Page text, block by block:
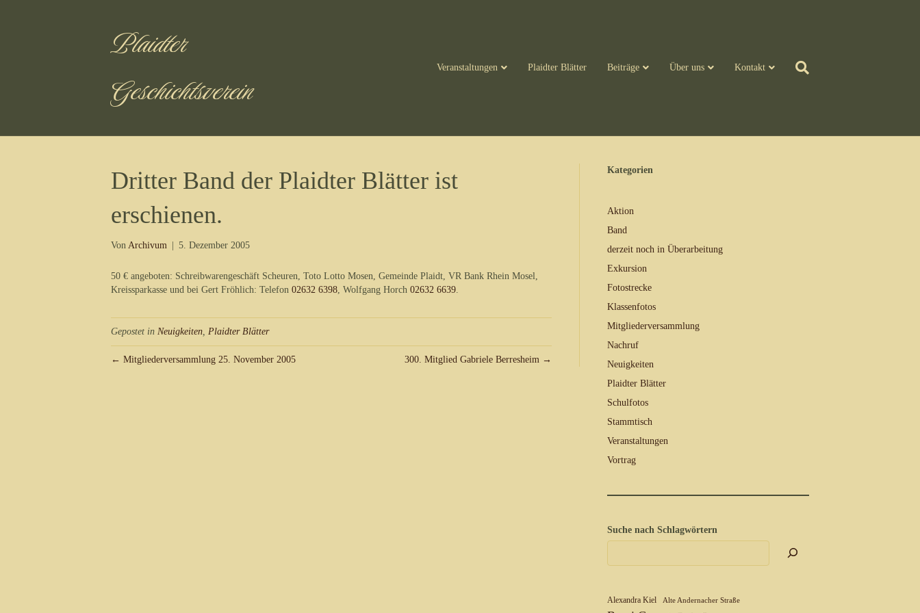
Plaidter
Geschichtsverein
Veranstaltungen Plaidter Blätter Beiträge Über uns Kontakt
Dritter Band der Plaidter Blätter ist
erschienen.
Von Archivum 5. Dezember 2005
50 € angeboten: Schreibwarengeschäft Scheuren, Toto Lotto Mosen, Gemeinde Plaidt, VR Bank Rhein Mosel,
Kreissparkasse und bei Gert Fröhlich: Telefon 02632 6398, Wolfgang Horch 02632 6639.
Gepostet in Neuigkeiten, Plaidter Blätter
← Mitgliederversammlung 25. November 2005 300. Mitglied Gabriele Berresheim →
Kategorien
Aktion
Band
derzeit noch in Überarbeitung
Exkursion
Fotostrecke
Klassenfotos
Mitgliederversammlung
Nachruf
Neuigkeiten
Plaidter Blätter
Schulfotos
Stammtisch
Veranstaltungen
Vortrag
Suche nach Schlagwörtern
Alexandra Kiel Alte Andernacher Straße